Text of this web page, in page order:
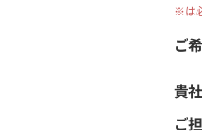
※は
ご
貴
ご